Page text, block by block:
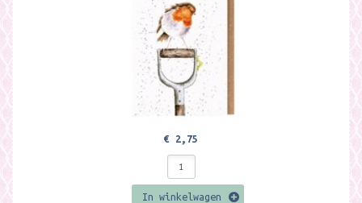
€ 2,75
In winkelwagen